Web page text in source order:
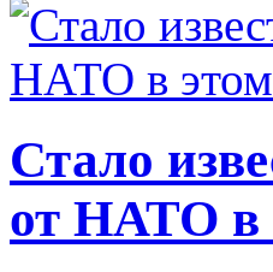
Стало
от НАТО в